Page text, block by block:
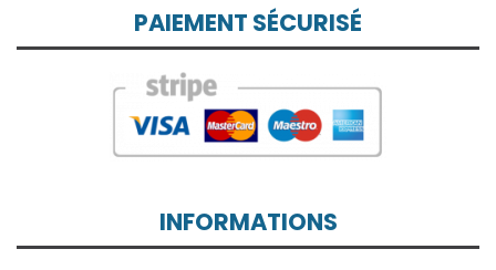
PAIEMENT SÉCURISÉ
INFORMATIONS